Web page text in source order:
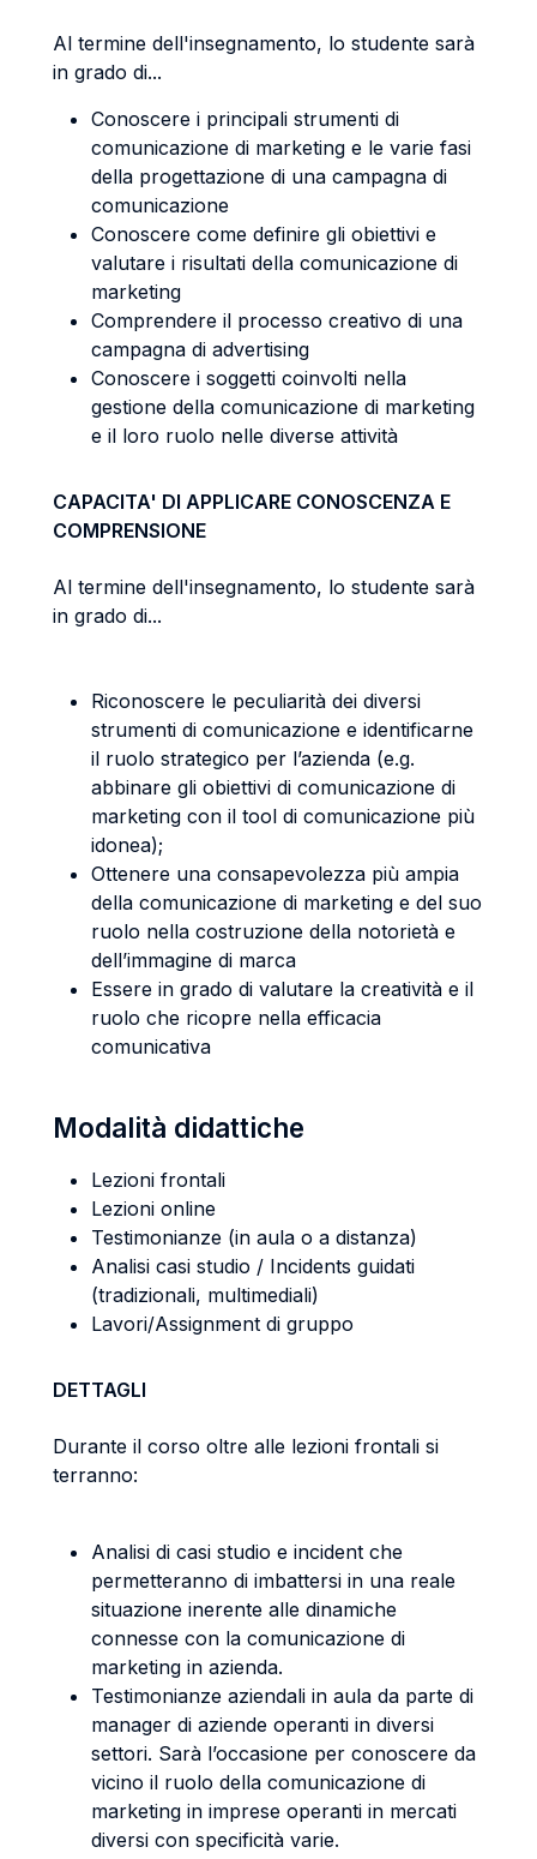
Al termine dell'insegnamento, lo studente sarà
in grado di...
Conoscere i principali strumenti di
comunicazione di marketing e le varie fasi
della progettazione di una campagna di
comunicazione
Conoscere come definire gli obiettivi e
valutare i risultati della comunicazione di
marketing
Comprendere il processo creativo di una
campagna di advertising
Conoscere i soggetti coinvolti nella
gestione della comunicazione di marketing
e il loro ruolo nelle diverse attività
CAPACITA' DI APPLICARE CONOSCENZA E
COMPRENSIONE
Al termine dell'insegnamento, lo studente sarà
in grado di...
Riconoscere le peculiarità dei diversi
strumenti di comunicazione e identificarne
il ruolo strategico per l’azienda (e.g.
abbinare gli obiettivi di comunicazione di
marketing con il tool di comunicazione più
idonea);
Ottenere una consapevolezza più ampia
della comunicazione di marketing e del suo
ruolo nella costruzione della notorietà e
dell’immagine di marca
Essere in grado di valutare la creatività e il
ruolo che ricopre nella efficacia
comunicativa
Modalità didattiche
Lezioni frontali
Lezioni online
Testimonianze (in aula o a distanza)
Analisi casi studio / Incidents guidati
(tradizionali, multimediali)
Lavori/Assignment di gruppo
DETTAGLI
Durante il corso oltre alle lezioni frontali si
terranno:
Analisi di casi studio e incident che
permetteranno di imbattersi in una reale
situazione inerente alle dinamiche
connesse con la comunicazione di
marketing in azienda.
Testimonianze aziendali in aula da parte di
manager di aziende operanti in diversi
settori. Sarà l’occasione per conoscere da
vicino il ruolo della comunicazione di
marketing in imprese operanti in mercati
diversi con specificità varie.